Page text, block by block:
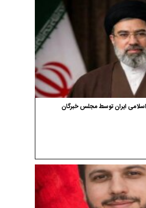
ایران توسط مجلس خبرگان